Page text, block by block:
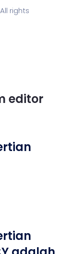
rights
editor